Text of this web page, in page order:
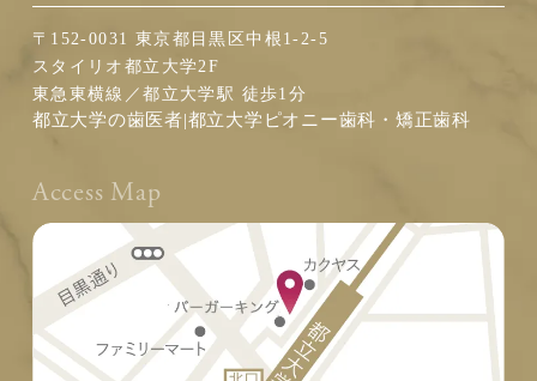
〒152-0031 東京都目黒区中根1-2-5
スタイリオ都立大学2F
東急東横線／都立大学駅 徒歩1分
都立大学の歯医者|都立大学ピオニー歯科・矯正歯科
Access Map